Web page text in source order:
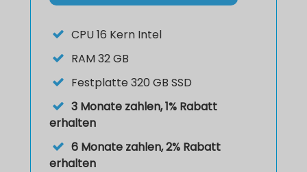
CPU 16 Kern Intel
RAM 32 GB
Festplatte 320 GB SSD
3 Monate zahlen, 1% Rabatt
erhalten
6 Monate zahlen, 2% Rabatt
erhalten